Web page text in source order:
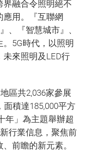
界融合令照明絕不
用。『互聯網
、『智慧城市』、
。5G時代，以照明
來照明及LED行
區共2,036家參展
積達185,000平方
年」為主題舉辦超
行業信息，聚焦前
前瞻的新元素。